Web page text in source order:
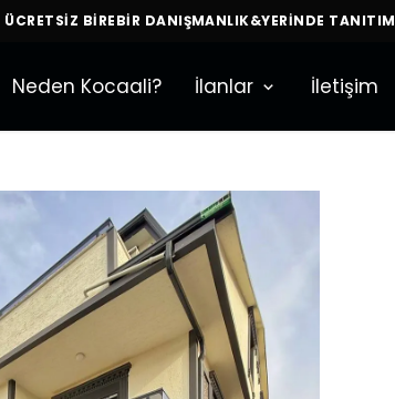
ÜCRETSİZ BİREBİR DANIŞMANLIK&YERİNDE TANITIM
Neden Kocaali? İlanlar İletişim